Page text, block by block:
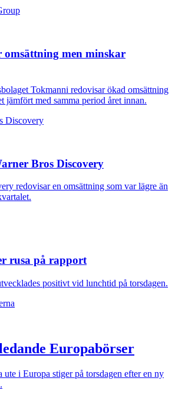
men minskar
Tokmanni redovisar ökad omsättning
jämfört med samma period året innan.
Discovery
Bros Discovery
redovisar en omsättning som var lägre än
rusa på rapport
positivt vid lunchtid på torsdagen.
Europabörser
ute i Europa stiger på torsdagen efter en ny